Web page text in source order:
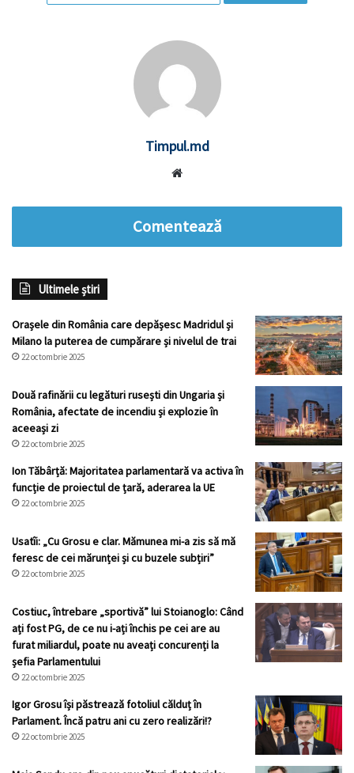
Timpul.md
Comentează
Ultimele știri
Orașele din România care depășesc Madridul și
Milano la puterea de cumpărare și nivelul de trai
22 octombrie 2025
Două rafinării cu legături rusești din Ungaria și
România, afectate de incendiu și explozie în
aceeași zi
22 octombrie 2025
Ion Tăbârță: Majoritatea parlamentară va activa în
funcție de proiectul de țară, aderarea la UE
22 octombrie 2025
Usatîi: „Cu Grosu e clar. Mămunea mi-a zis să mă
feresc de cei mărunței și cu buzele subțiri”
22 octombrie 2025
Costiuc, întrebare „sportivă” lui Stoianoglo: Când
ați fost PG, de ce nu i-ați închis pe cei are au
furat miliardul, poate nu aveați concurenți la
șefia Parlamentului
22 octombrie 2025
Igor Grosu își păstrează fotoliul călduț în
Parlament. Încă patru ani cu zero realizări!?
22 octombrie 2025